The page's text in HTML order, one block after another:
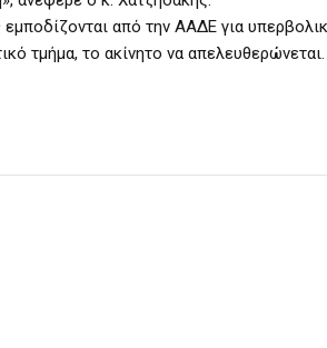
από την ΑΑΔΕ για
τμήμα, το ακίνητο να απελευθερώνεται.